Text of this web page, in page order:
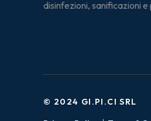
disinfezioni, sanificazioni
© 2024 GI.PI.CI SRL